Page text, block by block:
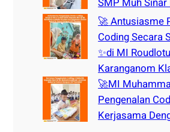
🚀 Antusiasme
Coding Secara
✨di MI
Karanganom
🚀MI
Pengenalan
Kerjasama